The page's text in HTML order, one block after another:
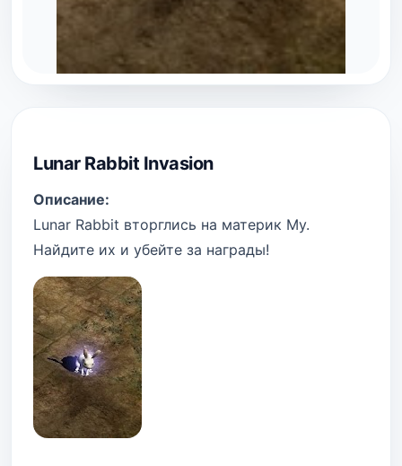
Lunar Rabbit Invasion
Описание:
Lunar Rabbit вторглись на материк Му.
Найдите их и убейте за награды!